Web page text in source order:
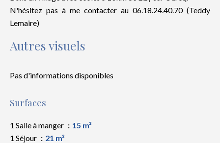
N'hésitez pas à me contacter au 06.18.24.40.70 (Teddy
Lemaire)
Autres visuels
Pas d'informations disponibles
Surfaces
1 Salle à manger
15 m²
1 Séjour
21 m²